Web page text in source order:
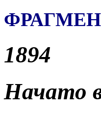
1894
Начато